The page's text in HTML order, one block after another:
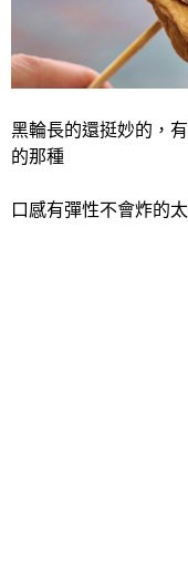
黑輪長的還挺妙的，
的那種
口感有彈性不會炸的